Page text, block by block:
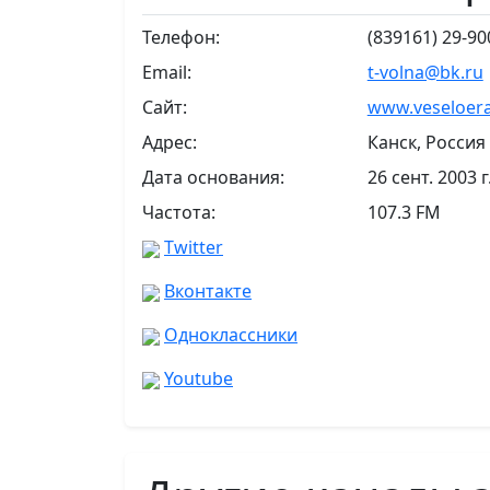
Телефон:
(839161) 29-
Email:
t-volna@bk.ru
Сайт:
Адрес:
Канск, Россия
Дата основания:
26 сент. 2003 г.
Частота:
107.3 FM
Twitter
Вконтакте
Одноклассники
Youtube